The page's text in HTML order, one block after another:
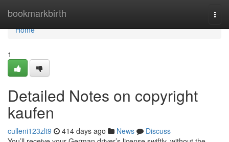
bookmarkbirth
Home
Home
1
Detailed Notes on copyright
kaufen
culleni123zlt9 414 days ago News
Discuss